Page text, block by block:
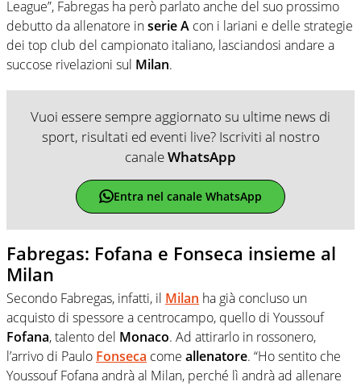
League”, Fabregas ha però parlato anche del suo prossimo
debutto da allenatore inserie A con i lariani e delle strategie
dei top club del campionato italiano, lasciandosi andare a
succose rivelazioni sul Milan.
Vuoi essere sempre aggiornato su ultime news di
sport, risultati ed eventi live? Iscriviti al nostro
canaleWhatsApp
Entra nel canale WhatsApp
Fabregas: Fofana e Fonseca insieme al
Milan
Secondo Fabregas, infatti, il Milan ha già concluso un
acquisto di spessore a centrocampo, quello di Youssouf
Fofana, talento del Monaco. Ad attirarlo in rossonero,
l’arrivo di Paulo Fonseca come allenatore. “Ho sentito che
Youssouf Fofana andrà al Milan, perché lì andrà ad allenare